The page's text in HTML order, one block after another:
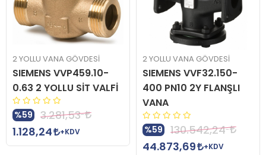
2 YOLLU VANA GÖVDESİ
SIEMENS VVP459.10-
0.63 2 YOLLU SİT VALFİ
%59
3.281,53
1.128,24
+KDV
2 YOLLU VANA GÖVDESİ
SIEMENS VVF32.150-
400 PN10 2Y FLANŞLI
VANA
%59
130.542,24
44.873,69
+KDV